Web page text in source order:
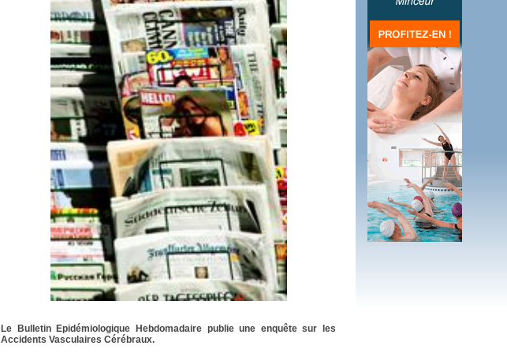
Soins palliatifs: 40 millions de plus en 2016
La journée mondiale des soins palliatifs n'a pas été inutile
lire la suite >>
Le Bulletin Epidémiologique Hebdomadaire publie une enquête sur les
Accidents Vasculaires Cérébraux.